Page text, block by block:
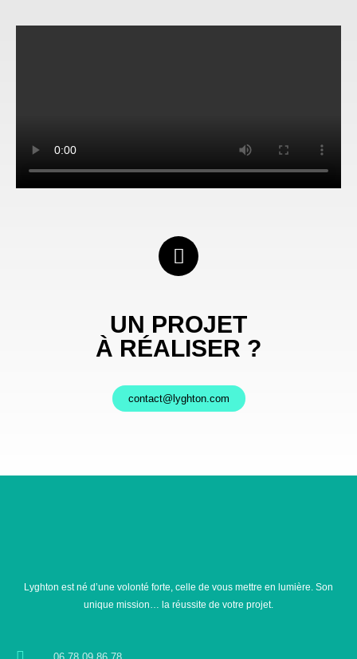
UN PROJET
À RÉALISER ?
contact@lyghton.com
Lyghton est né d’une volonté forte, celle de vous mettre en lumière. Son
unique mission… la réussite de votre projet.